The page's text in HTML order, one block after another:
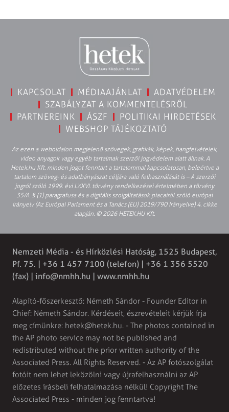
KAPCSOLAT MÉDIAAJÁNLAT
ADATVÉDELEM
SZABÁLYZAT A KOMMENTELÉSRŐL
PARTNEREINK
ÁSZF
POLITIKAI HIRDETÉSEK
WEBSHOP TÁJÉKOZTATÓ
Az ezen a weboldalon megjelenő szövegek, grafikák, képek, hangfelvételek,
video anyagok vagy egyéb tartalmak szerzői jogvédelem alatt állnak. A
Hetek.hu Kft. minden jogot fenntart a tartalommal kapcsolatosan, beleértve a
tartalom szöveg- és adatbányászat céljára való felhasználását is – A szerzői
jogról szóló 1999. évi LXXVI. törvény rendelkezései értelmében a törvény
35/A. § (1) paragrafusa és a digitális szolgáltatások piacairól szóló európai
irányelv (Az Európai Parlament és a Tanács (EU) 2019/790 Irányelve) 4. cikke
alapján. © 2026 HETEK.HU Kft.
Nemzeti Média - és Hírközlési Hatóság, 1525 Budapest,
Pf. 75. | +36 1 457 7100 (telefon) | +36 1 356 5520
(fax) | info@nmhh.hu | www.nmhh.hu
Alapító-főszerkesztő: Németh Sándor - Founder Editor in
Chief: Németh Sándor. Kérdéseit, észrevételeit kérjük írja
meg címünkre: hetek@hetek.hu. - The photos contained in
the AP photo service may not be published and
redistributed without the prior written authority of the
Associated Press. All Rights Reserved. - Az AP fotószolgálat
fotóit nem lehet leközölni vagy újrafelhasználni az AP
előzetes írásbeli felhatalmazása nélkül! Copyright The
Associated Press - minden jog fenntartva!